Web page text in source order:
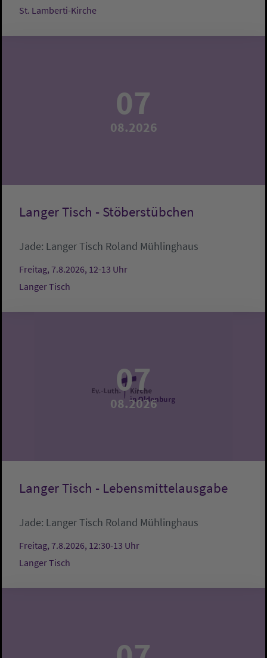
St. Lamberti-Kirche
07
08.2026
Langer Tisch - Stöberstübchen
Jade: Langer Tisch Roland Mühlinghaus
Freitag, 7.8.2026, 12-13 Uhr
Langer Tisch
07
08.2026
Langer Tisch - Lebensmittelausgabe
Jade: Langer Tisch Roland Mühlinghaus
Freitag, 7.8.2026, 12:30-13 Uhr
Langer Tisch